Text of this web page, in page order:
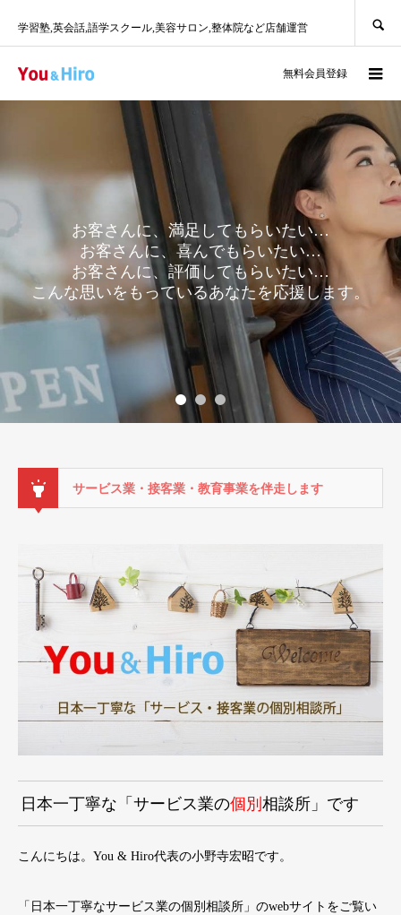
学習塾,英会話,語学スクール,美容サロン,整体院など店舗運営
無料会員登録
お客さんに、満足してもらいたい…
お客さんに、喜んでもらいたい…
お客さんに、評価してもらいたい…
こんな思いをもっているあなたを応援します。
サービス業・接客業・教育事業を伴走します
日本一丁寧な「サービス業の個別 相談所」です
こんにちは。You & Hiro代表の小野寺宏昭です。
「日本一丁寧なサービス業の個別相談所」のwebサイトをご覧い